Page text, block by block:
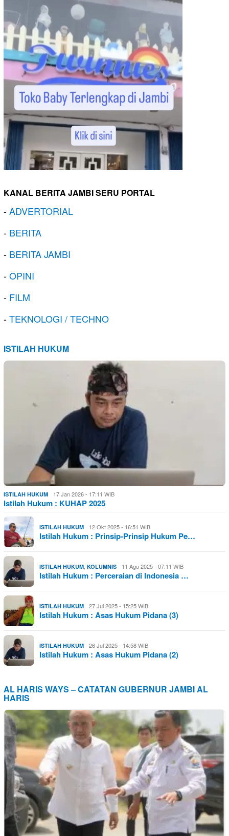
KANAL BERITA JAMBI SERU PORTAL
-ADVERTORIAL
- BERITA
- BERITA JAMBI
-OPINI
- FILM
-TEKNOLOGI / TECHNO
ISTILAH HUKUM
ISTILAH HUKUM 17 Jan 2026 - 17:11 WIB
Istilah Hukum : KUHAP 2025
ISTILAH HUKUM 12 Okt 2025 - 16:51 WIB
Istilah Hukum : Prinsip-Prinsip Hukum Pe…
ISTILAH HUKUM, KOLUMNIS 11 Agu 2025 - 07:11 WIB
Istilah Hukum : Perceraian di Indonesia …
ISTILAH HUKUM 27 Jul 2025 - 15:25 WIB
Istilah Hukum : Asas Hukum Pidana (3)
ISTILAH HUKUM 26 Jul 2025 - 14:58 WIB
Istilah Hukum : Asas Hukum Pidana (2)
AL HARIS WAYS – CATATAN GUBERNUR JAMBI AL
HARIS